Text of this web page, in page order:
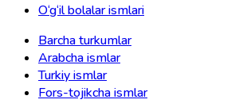
O‘g‘il bolalar ismlari
Barcha turkumlar
Arabcha ismlar
Turkiy ismlar
Fors-tojikcha ismlar